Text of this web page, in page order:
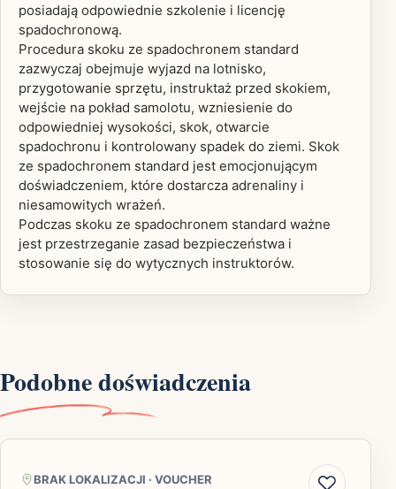
posiadają odpowiednie szkolenie i licencję
spadochronową.
Procedura skoku ze spadochronem standard
zazwyczaj obejmuje wyjazd na lotnisko,
przygotowanie sprzętu, instruktaż przed skokiem,
wejście na pokład samolotu, wzniesienie do
odpowiedniej wysokości, skok, otwarcie
spadochronu i kontrolowany spadek do ziemi. Skok
ze spadochronem standard jest emocjonującym
doświadczeniem, które dostarcza adrenaliny i
niesamowitych wrażeń.
Podczas skoku ze spadochronem standard ważne
jest przestrzeganie zasad bezpieczeństwa i
stosowanie się do wytycznych instruktorów.
Podobne doświadczenia
BRAK LOKALIZACJI · VOUCHER